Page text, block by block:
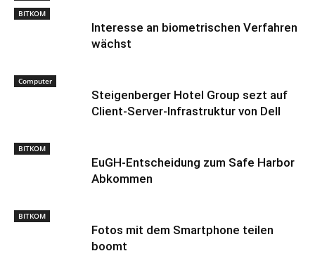
BITKOM
Interesse an biometrischen Verfahren
wächst
Computer
Steigenberger Hotel Group sezt auf
Client-Server-Infrastruktur von Dell
BITKOM
EuGH-Entscheidung zum Safe Harbor
Abkommen
BITKOM
Fotos mit dem Smartphone teilen
boomt